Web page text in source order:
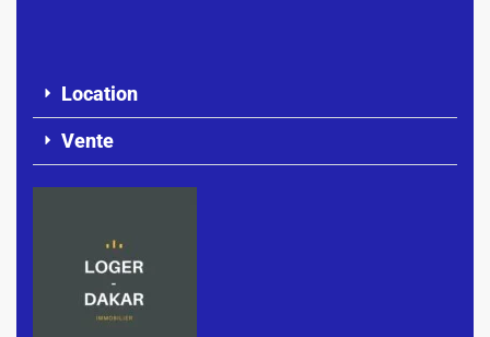
Location
Vente